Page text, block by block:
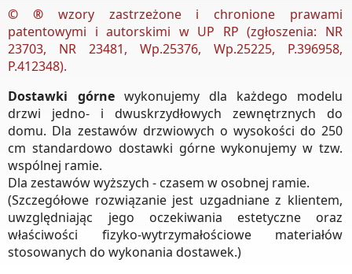
© ® wzory zastrzeżone i chronione prawami
patentowymi i autorskimi w UP RP (zgłoszenia: NR
23703, NR 23481, Wp.25376, Wp.25225, P.396958,
P.412348).
Dostawki górnewykonujemy dla każdego modelu
drzwi jedno- i dwuskrzydłowych zewnętrznych do
domu. Dla zestawów drzwiowych o wysokości do 250
cm standardowo dostawki górne wykonujemy w tzw.
wspólnej ramie.
Dla zestawów wyższych - czasem w osobnej ramie.
(Szczegółowe rozwiązanie jest uzgadniane z klientem,
uwzględniając jego oczekiwania estetyczne oraz
właściwości fizyko-wytrzymałościowe materiałów
stosowanych do wykonania dostawek.)